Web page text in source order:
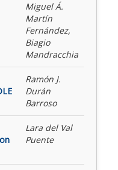
Miguel Á.
Martín
Fernández,
Biagio
Mandracchia
Ramón J.
Durán
Barroso
Lara del Val
Puente